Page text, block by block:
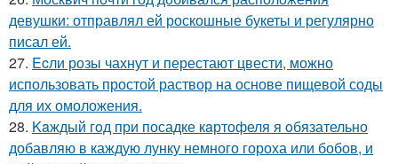
девушки: отправлял ей роскошные букеты и регулярно
писал ей.
27. Ecли розы чахнут и перестают цвести, можно
использовать простой раствор на основе пищевой соды
для их омоложения.
28. Kaждый гoд при посадке кaртофеля я oбязательно
добавляю в каждую лунку немного гороха или бобов, и